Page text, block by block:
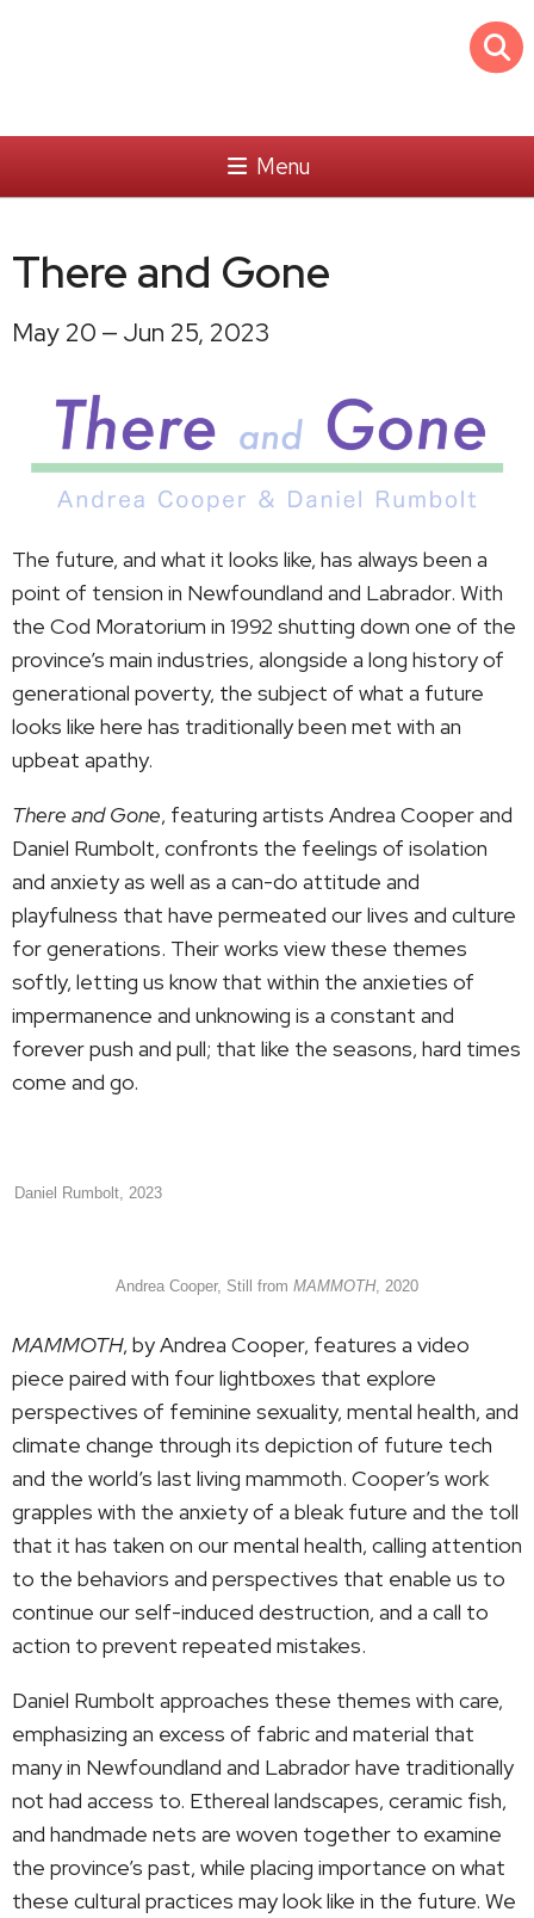
Menu
There and Gone
May 20 — Jun 25, 2023
The future, and what it looks like, has always been a
point of tension in Newfoundland and Labrador. With
the Cod Moratorium in 1992 shutting down one of the
province’s main industries, alongside a long history of
generational poverty, the subject of what a future
looks like here has traditionally been met with an
upbeat apathy.
There and Gone, featuring artists Andrea Cooper and
Daniel Rumbolt, confronts the feelings of isolation
and anxiety as well as a can-do attitude and
playfulness that have permeated our lives and culture
for generations. Their works view these themes
softly, letting us know that within the anxieties of
impermanence and unknowing is a constant and
forever push and pull; that like the seasons, hard times
come and go.
Daniel Rumbolt, 2023
Andrea Cooper, Still from MAMMOTH, 2020
MAMMOTH, by Andrea Cooper, features a video
piece paired with four lightboxes that explore
perspectives of feminine sexuality, mental health, and
climate change through its depiction of future tech
and the world’s last living mammoth. Cooper’s work
grapples with the anxiety of a bleak future and the toll
that it has taken on our mental health, calling attention
to the behaviors and perspectives that enable us to
continue our self-induced destruction, and a call to
action to prevent repeated mistakes.
Daniel Rumbolt approaches these themes with care,
emphasizing an excess of fabric and material that
many in Newfoundland and Labrador have traditionally
not had access to. Ethereal landscapes, ceramic fish,
and handmade nets are woven together to examine
the province’s past, while placing importance on what
these cultural practices may look like in the future. We